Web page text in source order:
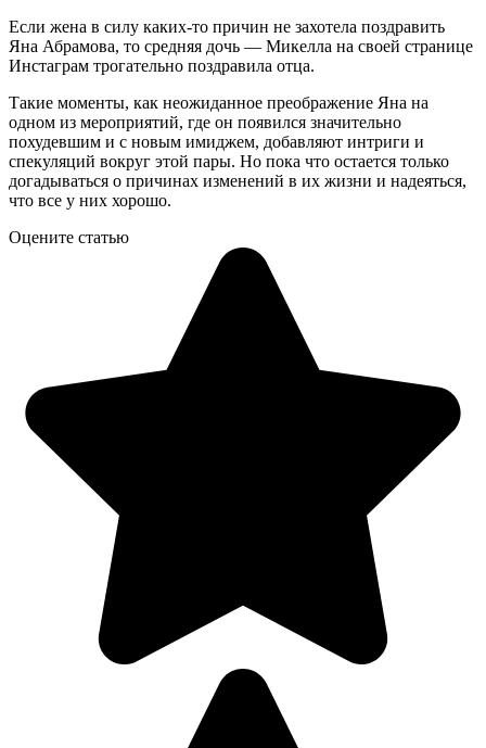
Если жена в силу каких-то причин не захотела поздравить
Яна Абрамова, то средняя дочь — Микелла на своей странице
Инстаграм трогательно поздравила отца.
Такие моменты, как неожиданное преображение Яна на
одном из мероприятий, где он появился значительно
похудевшим и с новым имиджем, добавляют интриги и
спекуляций вокруг этой пары. Но пока что остается только
догадываться о причинах изменений в их жизни и надеяться,
что все у них хорошо.
Оцените статью